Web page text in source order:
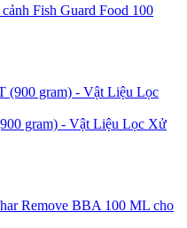
Fish Guard Food 100
gram) - Vật Liệu Lọc Xử